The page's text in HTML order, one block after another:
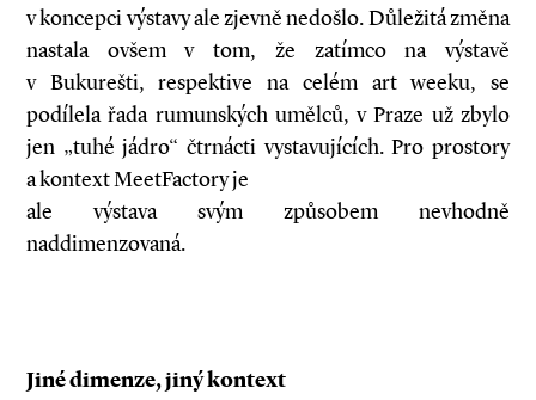
v koncepci výstavy ale zjevně nedošlo. Důležitá změna
nastala ovšem v tom, že zatímco na výstavě
v Bukurešti, respektive na celém art weeku, se
podílela řada rumunských umělců, v Praze už zbylo
jen „tuhé jádro“ čtrnácti vystavujících. Pro prostory
a kontext MeetFactory je
ale výstava svým způsobem nevhodně
naddimenzovaná.
Jiné dimenze, jiný kontext